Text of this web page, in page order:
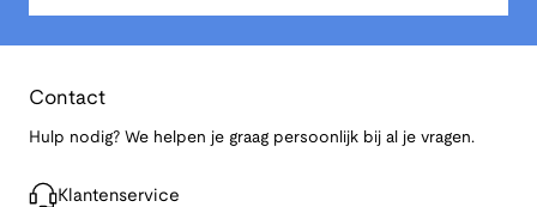
Contact
Hulp nodig? We helpen je graag persoonlijk bij al je vragen.
Klantenservice